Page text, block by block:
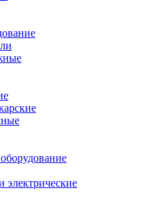
электрические